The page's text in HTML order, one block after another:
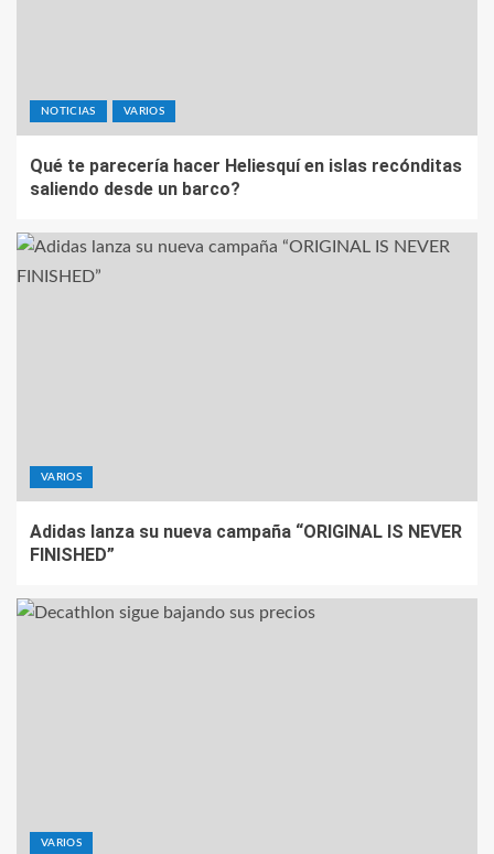
NOTICIAS VARIOS
Qué te parecería hacer Heliesquí en islas recónditas
saliendo desde un barco?
VARIOS
Adidas lanza su nueva campaña “ORIGINAL IS NEVER
FINISHED”
VARIOS